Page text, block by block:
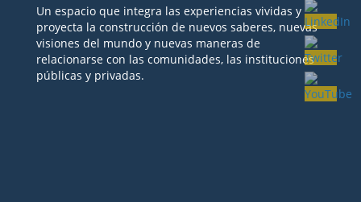
Un espacio que integra las experiencias vividas y
proyecta la construcción de nuevos saberes, nuevas
visiones del mundo y nuevas maneras de
relacionarse con las comunidades, las instituciones
públicas y privadas.